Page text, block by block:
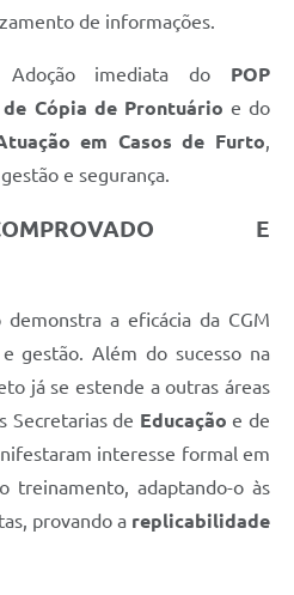
de informações.
imediata do POP
de Cópia de Prontuário e do
em Casos de Furto
e segurança.
E
demonstra a eficácia da CGM
gestão. Além do sucesso na
já se estende a outras áreas
Secretarias de Educação e de
interesse formal em
treinamento, adaptando-o às
provando a replicabilidade